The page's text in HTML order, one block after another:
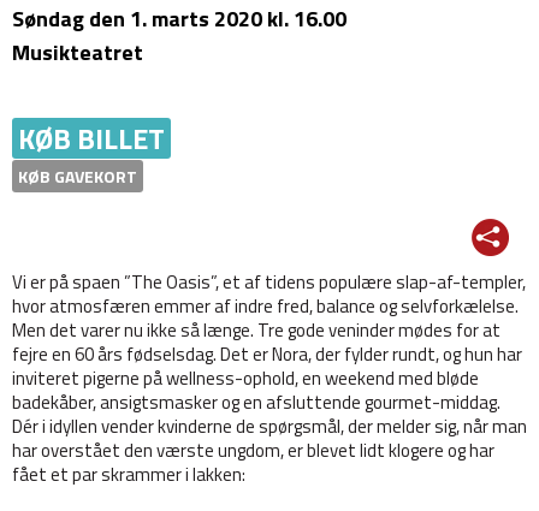
Søndagden 1. marts 2020 kl. 16.00
Musikteatret
KØB BILLET
KØB GAVEKORT
Vi er på spaen ”The Oasis”, et af tidens populære slap-af-templer,
hvor atmosfæren emmer af indre fred, balance og selvforkælelse.
Men det varer nu ikke så længe. Tre gode veninder mødes for at
fejre en 60 års fødselsdag. Det er Nora, der fylder rundt, og hun har
inviteret pigerne på wellness-ophold, en weekend med bløde
badekåber, ansigtsmasker og en afsluttende gourmet-middag.
Dér i idyllen vender kvinderne de spørgsmål, der melder sig, når man
har overstået den værste ungdom, er blevet lidt klogere og har
fået et par skrammer i lakken: